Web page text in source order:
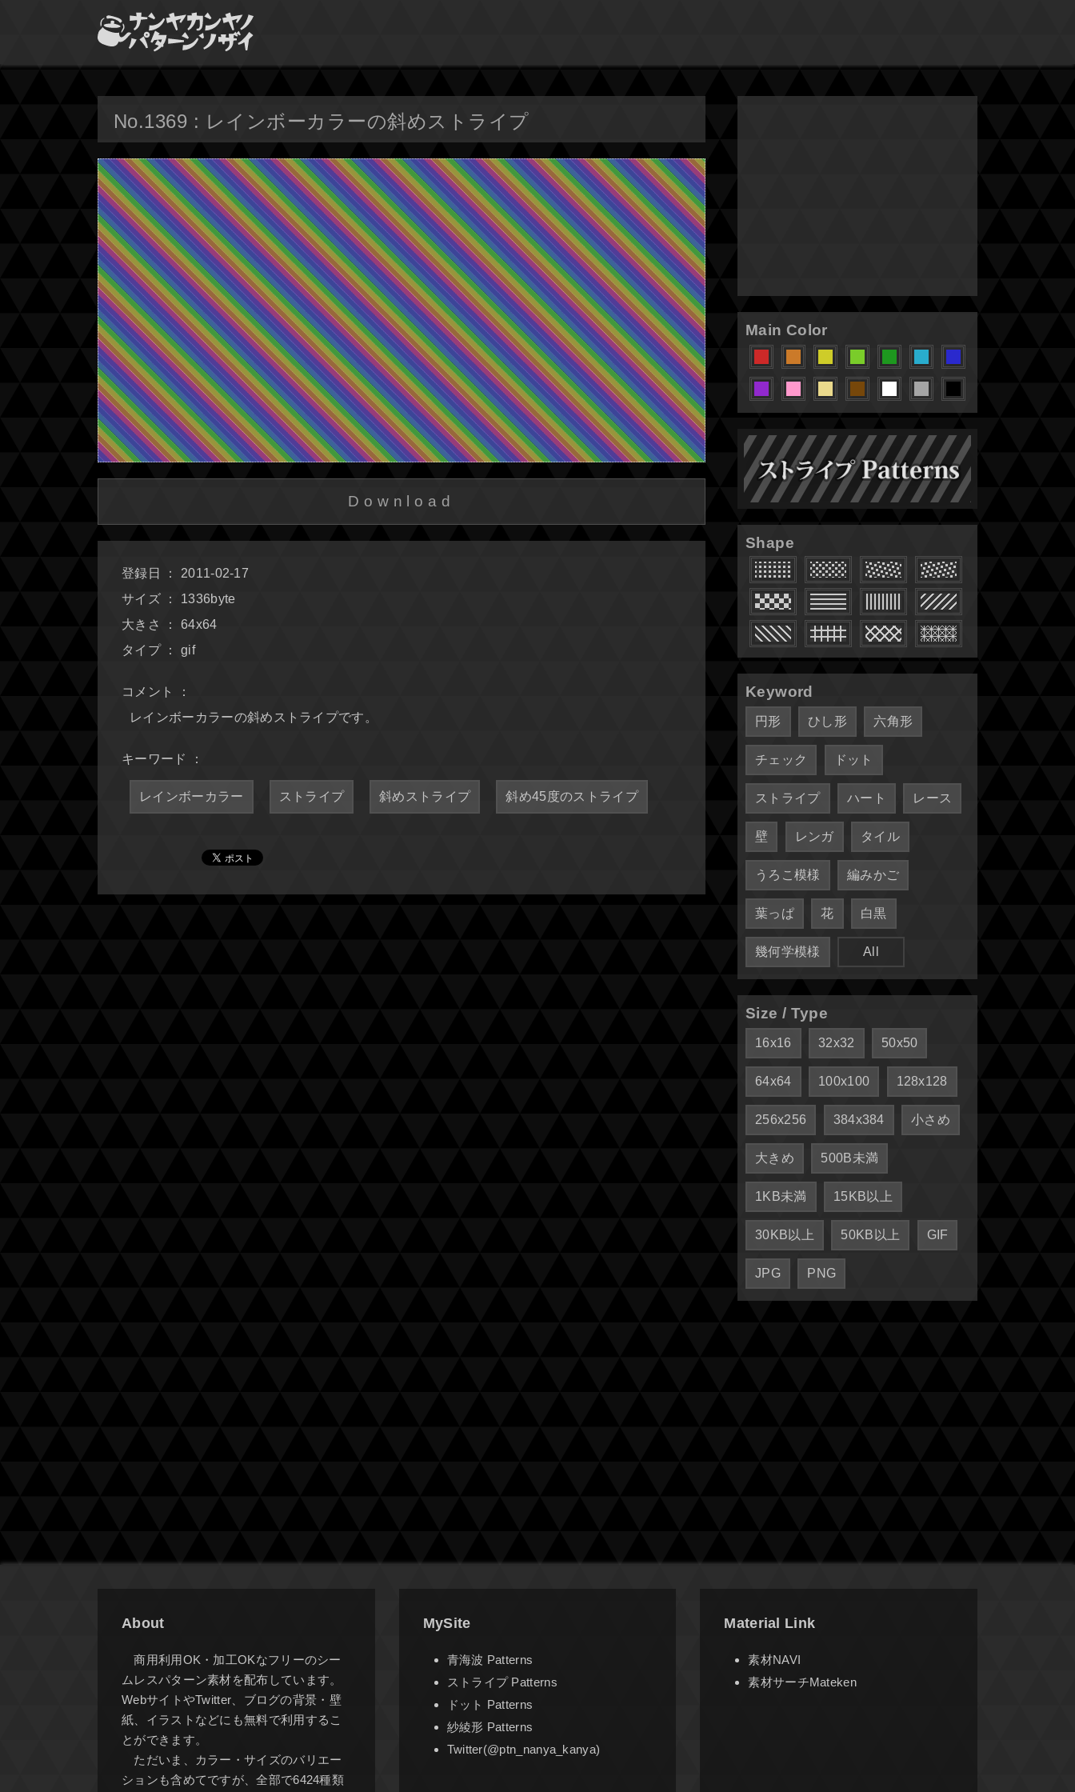
No.1369 : レインボーカラーの斜めストライプ
Download
登録日 ： 2011-02-17
サイズ ： 1336byte
大きさ ： 64x64
タイプ ： gif
コメント ：
レインボーカラーの斜めストライプです。
キーワード ：
レインボーカラー ストライプ 斜めストライプ 斜め45度のストライプ
Main Color
Shape
Keyword
円形 ひし形 六角形
チェック ドット
ストライプ ハート レース
壁 レンガ タイル
うろこ模様 編みかご
葉っぱ 花 白黒
幾何学模様 All
Size / Type
16x16 32x32 50x50
64x64 100x100 128x128
256x256 384x384 小さめ
大きめ 500B未満
1KB未満 15KB以上
30KB以上 50KB以上 GIF
JPG PNG
About
商用利用OK・加工OKなフリーのシー
ムレスパターン素材を配布しています。
WebサイトやTwitter、ブログの背景・壁
紙、イラストなどにも無料で利用するこ
とができます。
ただいま、カラー・サイズのバリエー
ションも含めてですが、全部で6424種類
MySite
青海波 Patterns
ストライプ Patterns
ドット Patterns
紗綾形 Patterns
Twitter(@ptn_nanya_kanya)
Material Link
素材NAVI
素材サーチMateken